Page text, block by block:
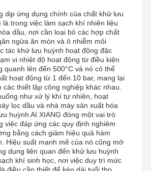
dịp ứng dụng chính của chất khử lưu
là trong việc làm sạch khí nhiên liệu
dầu, nơi cần loại bỏ các hợp chất
ngừa ăn mòn và ô nhiễm môi
tác khử lưu huỳnh hoạt động đặc
vi nhiệt độ hoạt động từ điều kiện
quanh lên đến 500°C và nó có thể
hoạt động từ 1 đến 10 bar, mang lại
thiết lập công nghiệp khác nhau.
như xử lý khí tự nhiên, hoạt
lọc dầu và nhà máy sản xuất hóa
huỳnh AI XIANG đóng một vai trò
việc đáp ứng các quy định nghiêm
bằng cách giảm hiệu quả hàm
Hiệu suất mạnh mẽ của nó cũng mở
dụng liên quan đến khử lưu huỳnh
khí sinh học, nơi việc duy trì mức
điều cần thiết để kéo dài tuổi thọ